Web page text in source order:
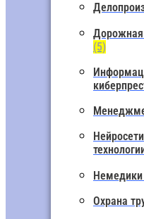
Дорожная
(5)
Немедики
Охрана